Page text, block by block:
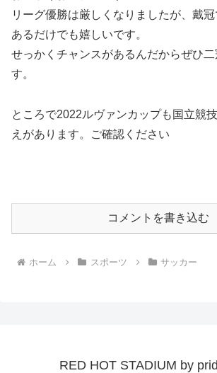
リーグ優勝は厳しくなりましたが、戴
あるだけでも嬉しいです。
せっかくチャンスがあるんだからぜひ
す。
ところで2022ルヴァンカップも国立競
えがあります。ご確認ください
コメントを書き込む
ホーム スポーツ サッカー
RED HOT STADIUM by